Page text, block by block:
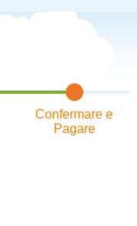
Confermare e
Pagare